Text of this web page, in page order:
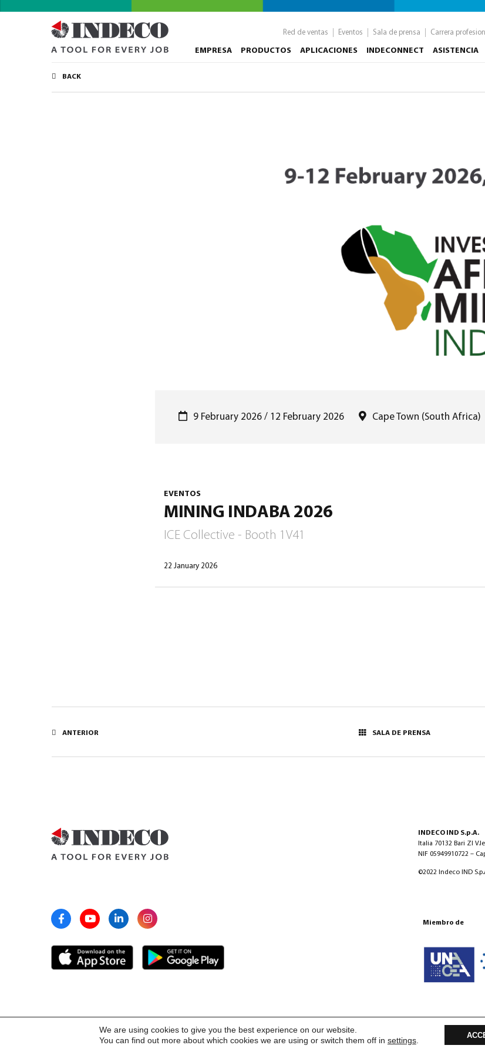
Red de ventas Eventos Sala de prensa Carrera
EMPRESA PRODUCTOS APLICACIONES INDECONNECT ASISTENCIA
BACK
9 February 2026 / 12 February 2026 Cape Town (South Africa)
EVENTOS
MINING INDABA 2026
ICE Collective - Booth 1V41
22 January 2026
ANTERIOR SALA DE PRENSA
INDECO IND S.p.A.
Italia 70132 Bari ZI
NIF 05949910722 –
©2022 Indeco IND
Miembro de
We are using cookies to give you the best experience on our website.
You can find out more about which cookies we are using or switch them off in settings.